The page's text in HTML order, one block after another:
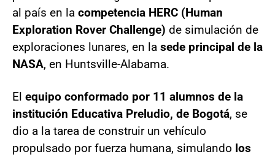
al país en la competencia HERC (Human
Exploration Rover Challenge) de simulación de
exploraciones lunares, en la sede principal de la
NASA, en Huntsville-Alabama.
El equipo conformado por 11 alumnos de la
institución Educativa Preludio, de Bogotá, se
dio a la tarea de construir un vehículo
propulsado por fuerza humana, simulando los